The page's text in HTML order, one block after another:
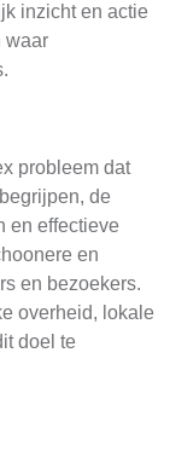
inzicht en actie
waar
probleem dat
de
en effectieve
en
en bezoekers.
overheid, lokale
doel te